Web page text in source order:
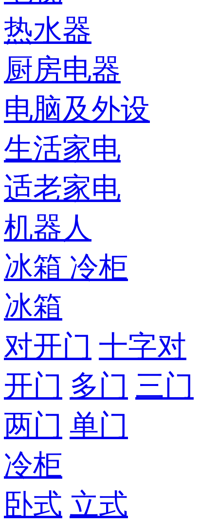
热水器
厨房电器
电脑及外设
生活家电
适老家电
机器人
冰箱 冷柜
冰箱
对开门 十字对
开门 多门 三门
两门 单门
冷柜
卧式 立式